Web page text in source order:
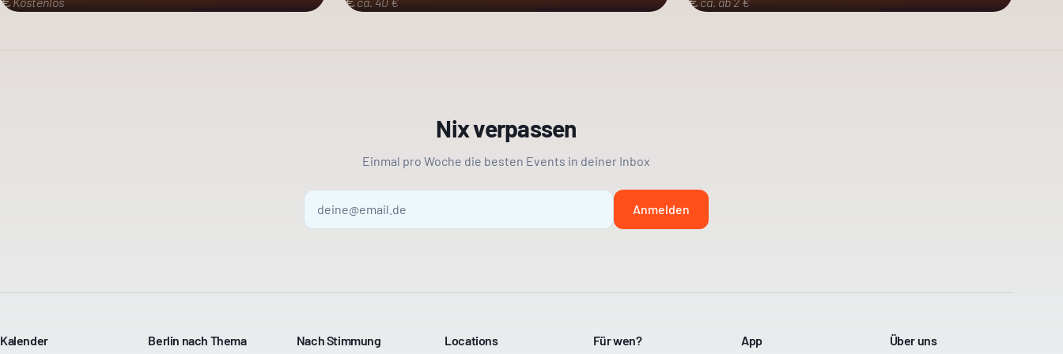
Nix verpassen
Einmal pro Woche die besten Events in deiner Inbox
Anmelden
Kalender Berlin nach Thema Nach Stimmung Locations Für wen? App Über uns